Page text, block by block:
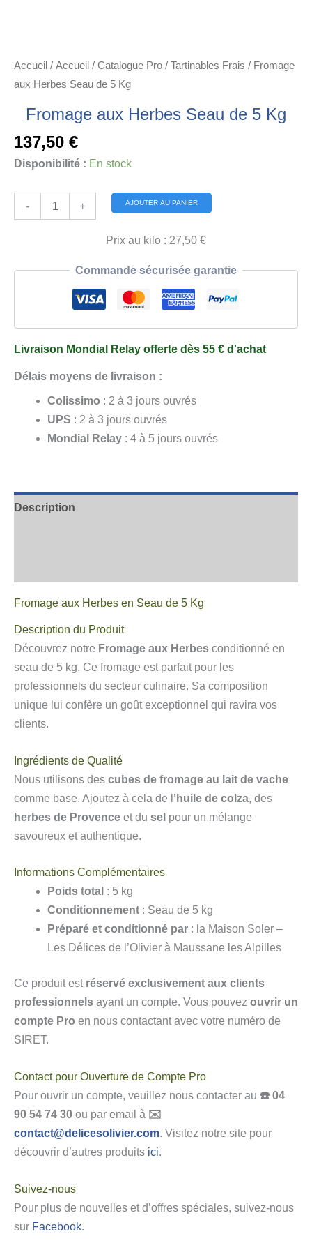
Accueil / Accueil / Catalogue Pro / Tartinables Frais / Fromage
aux Herbes Seau de 5 Kg
Fromage aux Herbes Seau de 5 Kg
137,50 €
Disponibilité : En stock
-
de
Kg
+ AJOUTER AU PANIER
Prix au kilo : 27,50 €
Commande sécurisée garantie
Livraison Mondial Relay offerte dès 55 € d'achat
Délais moyens de livraison :
Colissimo : 2 à 3 jours ouvrés
UPS : 2 à 3 jours ouvrés
Mondial Relay : 4 à 5 jours ouvrés
Description
Fromage aux Herbes en Seau de 5 Kg
Description du Produit
Découvrez notre Fromage aux Herbes conditionné en
seau de 5 kg. Ce fromage est parfait pour les
professionnels du secteur culinaire. Sa composition
unique lui confère un goût exceptionnel qui ravira vos
clients.
Ingrédients de Qualité
Nous utilisons des cubes de fromage au lait de vache
comme base. Ajoutez à cela de l’ huile de colza, des
herbes de Provence et du sel pour un mélange
savoureux et authentique.
Informations Complémentaires
Poids total : 5 kg
Conditionnement : Seau de 5 kg
Préparé et conditionné par : la Maison Soler –
Les Délices de l’Olivier à Maussane les Alpilles
Ce produit est réservé exclusivement aux clients
professionnels ayant un compte. Vous pouvez ouvrir un
compte Pro en nous contactant avec votre numéro de
SIRET.
Contact pour Ouverture de Compte Pro
Pour ouvrir un compte, veuillez nous contacter au ☎️ 04
90 54 74 30 ou par email à ✉️
contact@delicesolivier.com. Visitez notre site pour
découvrir d’autres produits ici.
Suivez-nous
Pour plus de nouvelles et d’offres spéciales, suivez-nous
sur Facebook.